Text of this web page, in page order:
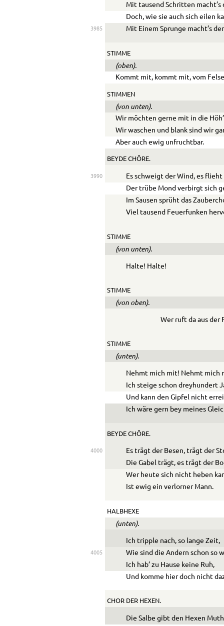
Mit tausend Schritten macht’s
Doch, wie sie auch sich eilen
3985 Mit Einem Sprunge macht’s
STIMME
(oben).
Kommt mit, kommt mit, vom
STIMMEN
(von unten).
Wir möchten gerne mit in die
Wir waschen und blank sind wir
Aber auch ewig unfruchtbar.
BEYDE CHÖRE.
3990
Es schweigt der Wind, es flieht
Der trübe Mond verbirgt sich
Im Sausen sprüht das
Viel tausend Feuerfunken
STIMME
(von unten).
Halte! Halte!
STIMME
(von oben).
Wer ruft da aus der
STIMME
(unten).
Nehmt mich mit! Nehmt mich
Ich steige schon dreyhundert
Und kann den Gipfel nicht
Ich wäre gern bey meines
BEYDE CHÖRE.
4000
Es trägt der Besen, trägt der
Die Gabel trägt, es trägt der
Wer heute sich nicht heben
Ist ewig ein verlorner Mann.
HALBHEXE
(unten).
Ich tripple nach, so lange Zeit,
4005
Wie sind die Andern schon so
Ich hab’ zu Hause keine Ruh,
Und komme hier doch nicht
CHOR DER HEXEN.
Die Salbe gibt den Hexen